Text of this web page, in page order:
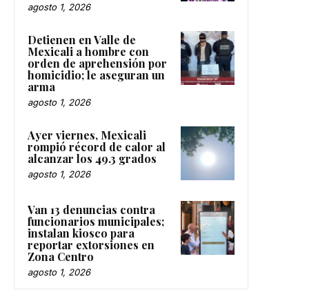
agosto 1, 2026
Detienen en Valle de
Mexicali a hombre con
orden de aprehensión por
homicidio; le aseguran un
arma
agosto 1, 2026
Ayer viernes, Mexicali
rompió récord de calor al
alcanzar los 49.3 grados
agosto 1, 2026
Van 13 denuncias contra
funcionarios municipales;
instalan kiosco para
reportar extorsiones en
Zona Centro
agosto 1, 2026